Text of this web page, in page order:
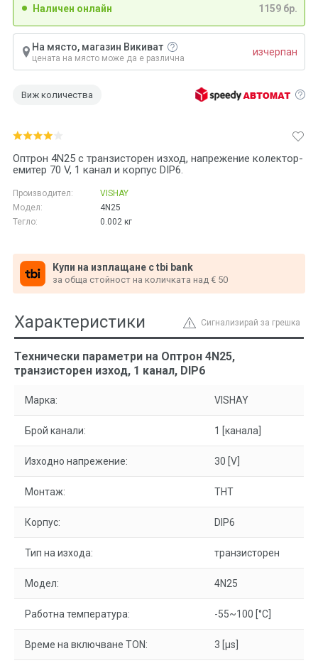
Оптрон 4N25 с транзисторен изход, напрежение колектор-
емитер 70 V, 1 канал и корпус DIP6.
Производител:
VISHAY
Модел:
4N25
Тегло:
0.002 кг
Купи на изплащане с tbi bank
за обща стойност на количката над € 50
Наличен онлайн 1159 бр.
На място, магазин Викиват
цената на място може да е различна
изчерпан
Виж количества
Сигнализирай за грешка
Характеристики
Технически параметри на Оптрон 4N25,
транзисторен изход, 1 канал, DIP6
Марка: VISHAY
Брой канали: 1 [канала]
Изходно напрежение: 30 [V]
Монтаж: THT
Корпус: DIP6
Тип на изхода: транзисторен
Модел: 4N25
Работна температура: -55~100 [°C]
Време на включване TON: 3 [µs]